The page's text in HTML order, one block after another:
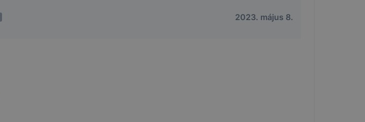
2023. május 8.